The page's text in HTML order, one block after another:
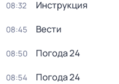
08:32 Инструкция
08:45 Вести
08:50 Погода 24
08:54 Погода 24